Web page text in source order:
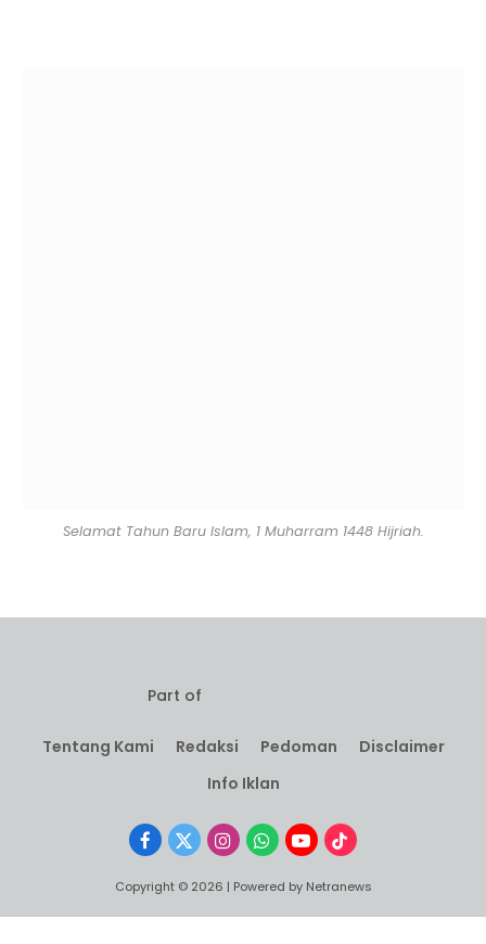
Selamat Tahun Baru Islam, 1 Muharram 1448 Hijriah.
Part of
Tentang Kami Redaksi Pedoman
Disclaimer
Info Iklan
Facebook
X
InstagramWhatsApp
YouTubeTikTok
Copyright © 2026 | Powered by Netranews